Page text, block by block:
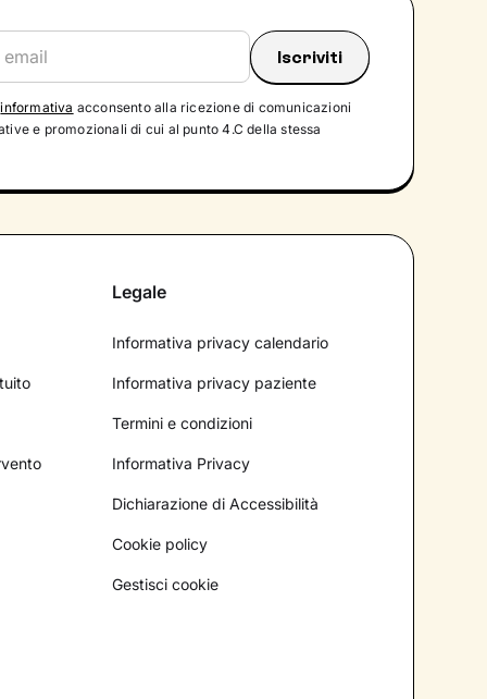
informativa acconsento alla ricezione di comunicazioni
e promozionali di cui al punto 4.C della stessa
Legale
Informativa privacy calendario
Informativa privacy paziente
Termini e condizioni
Informativa Privacy
Dichiarazione di Accessibilità
Cookie policy
Gestisci cookie